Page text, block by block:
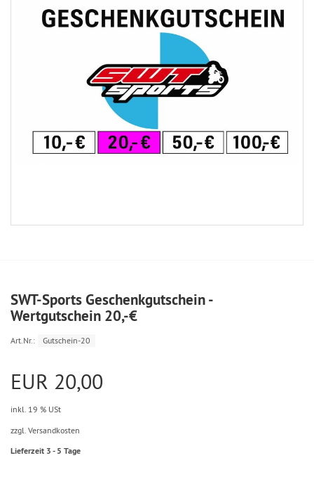
SWT-Sports Geschenkgutschein -
Wertgutschein 20,-€
Art.Nr.: Gutschein-20
EUR 20,00
inkl. 19 % USt
zzgl. Versandkosten
Lieferzeit 3 - 5 Tage